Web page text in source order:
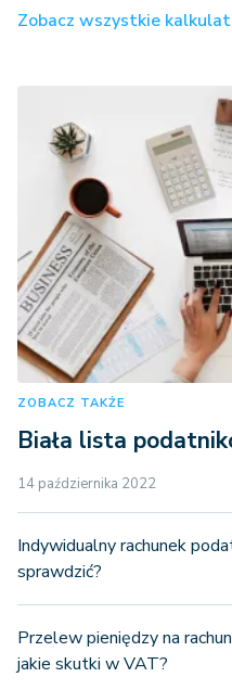
Zobacz wszystkie
ZOBACZ TAKŻE
Biała lista
14 października 2022
Indywidualny rachunek
sprawdzić?
Przelew pieniędzy na
jakie skutki w VAT?